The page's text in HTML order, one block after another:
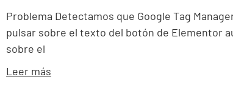
Problema Detectamos que Google Tag
pulsar sobre el texto del botón de Elementor
sobre el
Leer más